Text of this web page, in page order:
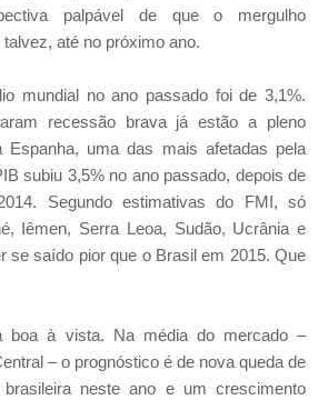
palpável de que o mergulho
até no próximo ano.
mundial no ano passado foi de 3,1%.
recessão brava já estão a pleno
uma das mais afetadas pela
subiu 3,5% no ano passado, depois de
Segundo estimativas do FMI, só
Iêmen, Serra Leoa, Sudão, Ucrânia e
se saído pior que o Brasil em 2015. Que
boa à vista. Na média do mercado –
– o prognóstico é de nova queda de
neste ano e um crescimento